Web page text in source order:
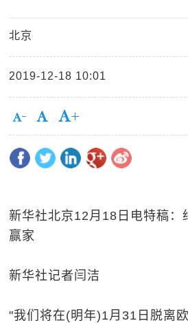
北京
2019-12-18 10:01
新华社北京12月18日电特稿：
赢家
新华社记者闫洁
"我们将在(明年)1月31日脱离